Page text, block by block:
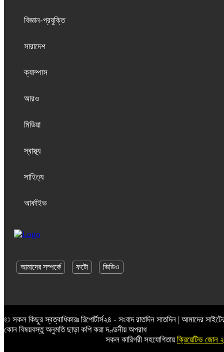
বিজ্ঞান-প্রযুক্তি
সারাদেশ
ক্যাম্পাস
আরও
মিডিয়া
স্বাস্থ্য
সাহিত্য
আর্কাইভ
আমাদের সম্পর্কে ফটো ভিডিও
© সকল কিছুর স্বত্বাধিকারঃ রিপোর্টার্স২৪ - সংবাদ রাতদিন সাতদিন | আমাদের
কোন বিষয়বস্তু অনুমতি ছাড়া কপি করা দণ্ডনীয় অপরাধ
সকল কারিগরী সহযোগিতায়ক্রিয়েটিভ জোন